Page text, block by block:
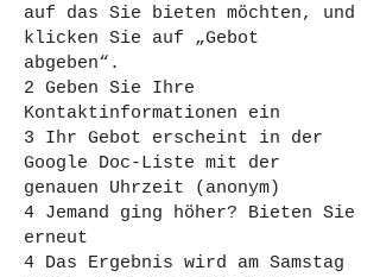
auf das Sie bieten möchten, und
klicken Sie auf „Gebot
abgeben“.
2 Geben Sie Ihre
Kontaktinformationen ein
3 Ihr Gebot erscheint in der
Google Doc-Liste mit der
genauen Uhrzeit (anonym)
4 Jemand ging höher? Bieten Sie
erneut
4 Das Ergebnis wird am Samstag